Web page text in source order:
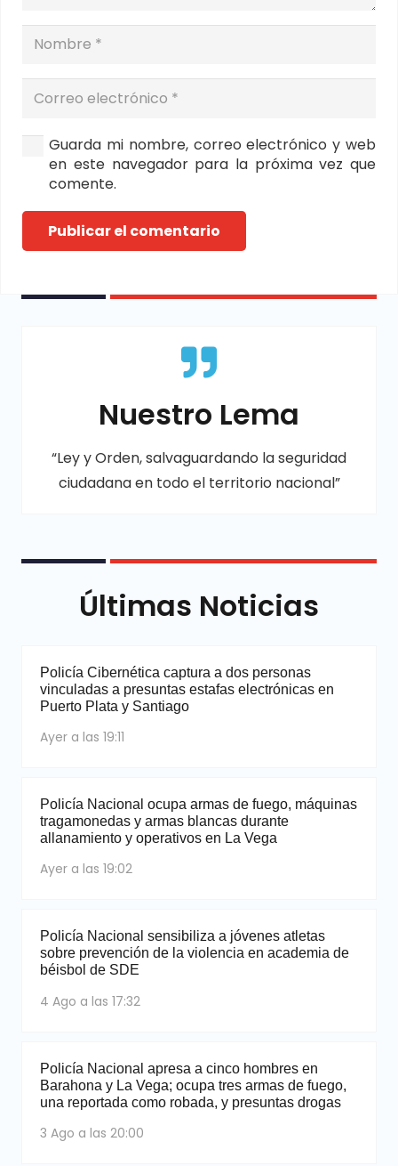
Guarda mi nombre, correo electrónico y web
en este navegador para la próxima vez que
comente.
Publicar el comentario
Nuestro Lema
“Ley y Orden, salvaguardando la seguridad
ciudadana en todo el territorio nacional”
Últimas Noticias
Policía Cibernética captura a dos personas
vinculadas a presuntas estafas electrónicas en
Puerto Plata y Santiago
Ayer a las 19:11
Policía Nacional ocupa armas de fuego, máquinas
tragamonedas y armas blancas durante
allanamiento y operativos en La Vega
Ayer a las 19:02
Policía Nacional sensibiliza a jóvenes atletas
sobre prevención de la violencia en academia de
béisbol de SDE
4 Ago a las 17:32
Policía Nacional apresa a cinco hombres en
Barahona y La Vega; ocupa tres armas de fuego,
una reportada como robada, y presuntas drogas
3 Ago a las 20:00